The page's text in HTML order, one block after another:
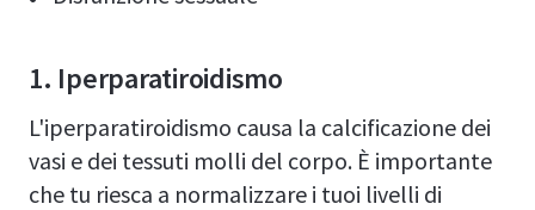
1. Iperparatiroidismo
L'iperparatiroidismo causa la calcificazione dei
vasi e dei tessuti molli del corpo. È importante
che tu riesca a normalizzare i tuoi livelli di